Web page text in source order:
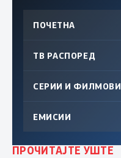
ПОЧЕТНА
ТВ РАСПОРЕД
СЕРИИ И ФИЛМОВИ
ЕМИСИИ
ПРОЧИТАЈТЕ УШТЕ